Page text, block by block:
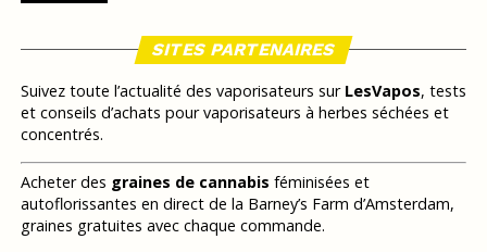
SITES PARTENAIRES
Suivez toute l’actualité des vaporisateurs sur LesVapos, tests
et conseils d’achats pour vaporisateurs à herbes séchées et
concentrés.
Acheter des graines de cannabis féminisées et
autoflorissantes en direct de la Barney’s Farm d’Amsterdam,
graines gratuites avec chaque commande.